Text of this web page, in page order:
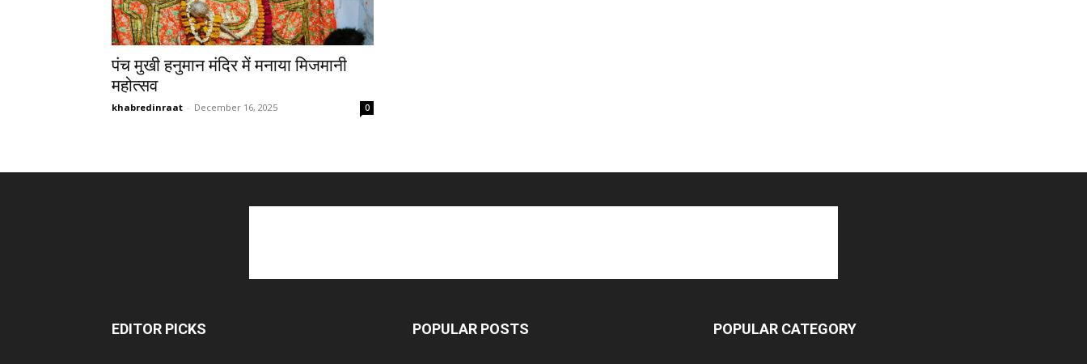
पंच मुखी हनुमान मंदिर में मनाया मिजमानी
महोत्सव
khabredinraat - December 16, 2025 0
EDITOR PICKS POPULAR POSTS POPULAR CATEGORY